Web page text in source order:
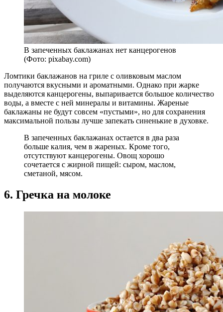
В запеченных баклажанах нет канцерогенов
(Фото: pixabay.com)
Ломтики баклажанов на гриле с оливковым маслом
получаются вкусными и ароматными. Однако при жарке
выделяются канцерогены, выпаривается большое количество
воды, а вместе с ней минералы и витамины. Жареные
баклажаны не будут совсем «пустыми», но для сохранения
максимальной пользы лучше запекать синенькие в духовке.
В запеченных баклажанах остается в два раза
больше калия, чем в жареных. Кроме того,
отсутствуют канцерогены. Овощ хорошо
сочетается с жирной пищей: сыром, маслом,
сметаной, мясом.
6. Гречка на молоке